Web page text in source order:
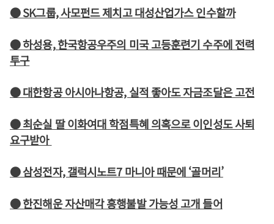
● SK그룹, 사모펀드 제치고 대성산업가스 인수할까
● 하성용, 한국항공우주의 미국 고등훈련기 수주에 전력
투구
● 대한항공 아시아나항공, 실적 좋아도 자금조달은 고전
● 최순실 딸 이화여대 학점특혜 의혹으로 이인성도 사퇴
요구받아
● 삼성전자, 갤럭시노트7 마니아 때문에 ‘골머리’
● 한진해운 자산매각 흥행불발 가능성 고개 들어